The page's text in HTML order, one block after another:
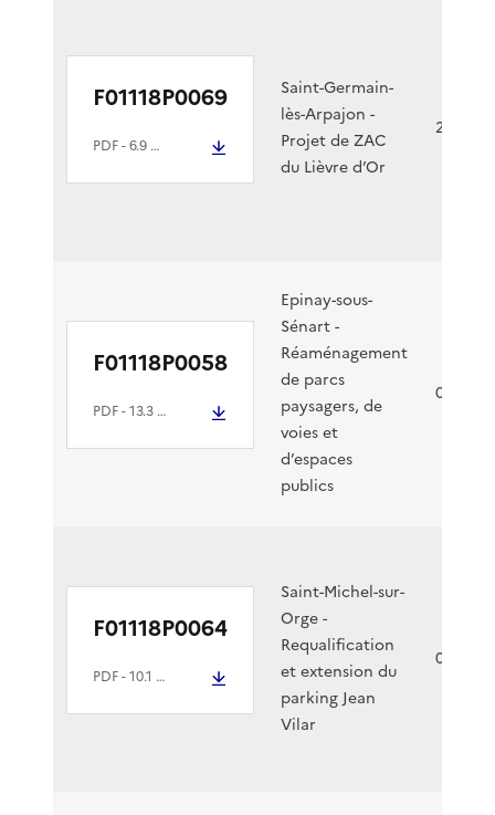
F01118P0069
PDF- 6.9 Mio
Saint-Germain-
lès-Arpajon -
Projet de ZAC
du Lièvre d’Or
26/03/
F01118P0058
PDF- 13.3 Mio
Epinay-sous-
Sénart -
Réaménagement
de parcs
paysagers, de
voies et
d’espaces
publics
08/03/
F01118P0064
PDF- 10.1 Mio
Saint-Michel-sur-
Orge -
Requalification
et extension du
parking Jean
Vilar
07/03/